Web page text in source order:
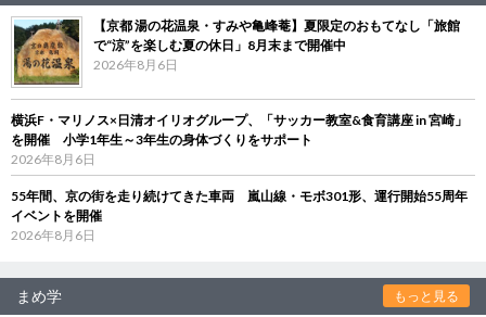
【京都 湯の花温泉・すみや亀峰菴】夏限定のおもてなし「旅館
で“涼”を楽しむ夏の休日」8月末まで開催中
2026年8月6日
横浜F・マリノス×日清オイリオグループ、「サッカー教室&食育講座 in 宮崎」
を開催 小学1年生～3年生の身体づくりをサポート
2026年8月6日
55年間、京の街を走り続けてきた車両 嵐山線・モボ301形、運行開始55周年
イベントを開催
2026年8月6日
まめ学 もっと見る